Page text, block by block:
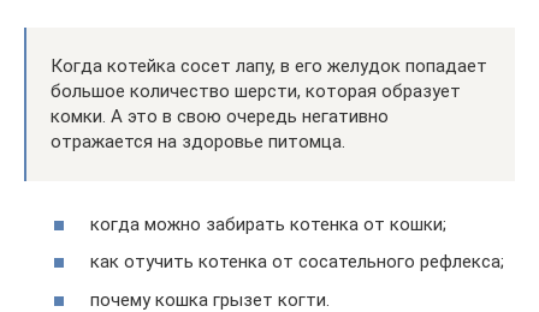
Когда котейка сосет лапу, в его желудок попадает
большое количество шерсти, которая образует
комки. А это в свою очередь негативно
отражается на здоровье питомца.
когда можно забирать котенка от кошки;
как отучить котенка от сосательного рефлекса;
почему кошка грызет когти.